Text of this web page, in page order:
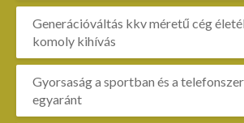
Generációváltás kkv méretű cég
komoly kihívás
Gyorsaság a sportban és a
egyaránt